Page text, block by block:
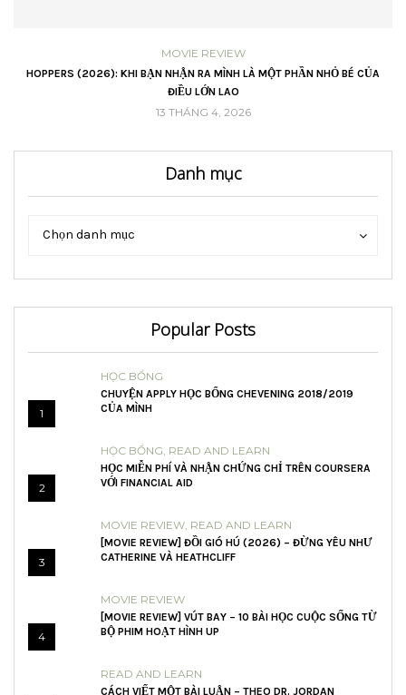
MOVIE REVIEW
HOPPERS (2026): KHI BẠN NHẬN RA MÌNH LÀ MỘT PHẦN NHỎ BÉ CỦA
ĐIỀU LỚN LAO
13 THÁNG 4, 2026
Danh mục
Danh
Chọn danh mục
Danh
Popular Posts
1
HỌC BỔNG
CHUYỆN APPLY HỌC BỔNG CHEVENING 2018/2019
CỦA MÌNH
2
HỌC BỔNG, READ AND LEARN
HỌC MIỄN PHÍ VÀ NHẬN CHỨNG CHỈ TRÊN COURSERA
VỚI FINANCIAL AID
3
MOVIE REVIEW, READ AND LEARN
[MOVIE REVIEW] ĐỒI GIÓ HÚ (2026) – ĐỪNG YÊU NHƯ
CATHERINE VÀ HEATHCLIFF
4
MOVIE REVIEW
[MOVIE REVIEW] VÚT BAY – 10 BÀI HỌC CUỘC SỐNG TỪ
BỘ PHIM HOẠT HÌNH UP
READ AND LEARN
CÁCH VIẾT MỘT BÀI LUẬN – THEO DR. JORDAN